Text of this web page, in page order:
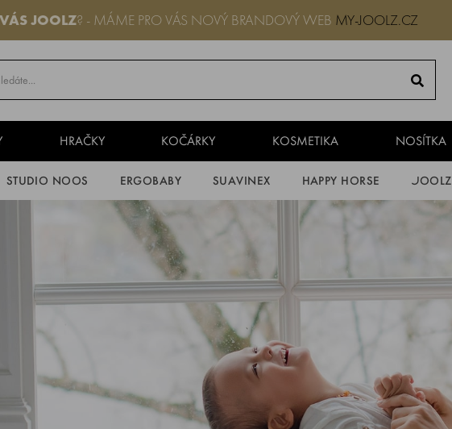
JOOLZ? - MÁME PRO VÁS NOVÝ BRANDOVÝ WEB MY-JOOLZ.CZ
HRAČKY KOČÁRKY KOSMETIKA NOSÍTKA
STUDIO NOOS ERGOBABY SUAVINEX HAPPY HORSE JOOLZ